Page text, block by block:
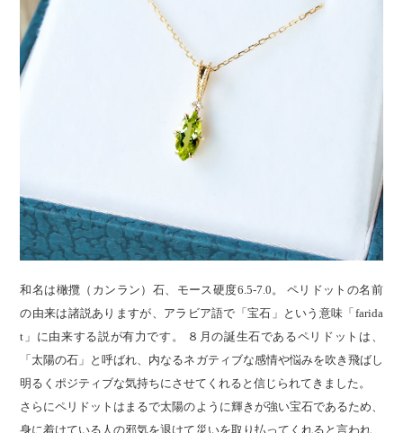
和名は橄攬（カンラン）石、モース硬度6.5-7.0。 ペリドットの名前
の由来は諸説ありますが、アラビア語で「宝石」という意味「farida
t」に由来する説が有力です。 ８月の誕生石であるペリドットは、
「太陽の石」と呼ばれ、内なるネガティブな感情や悩みを吹き飛ばし
明るくポジティブな気持ちにさせてくれると信じられてきました。
さらにペリドットはまるで太陽のように輝きが強い宝石であるため、
身に着けている人の邪気を退けて災いを取り払ってくれると言われ、